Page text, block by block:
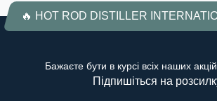
🔥 HOT ROD DISTILLER
Бажаєте бути в курсі всіх наших
Підпишіться на